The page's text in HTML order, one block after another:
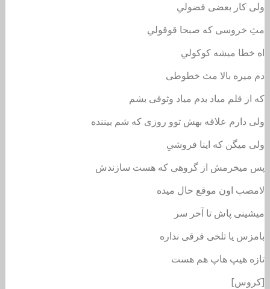
ولی کار بعضی فضولیِ
مثِ خروسی که صبحا قوقولیِ
اه خطا میشه کوکولیِ
دم میره بالا مث خطوطی
که از قلم میاد بدم میاد وثوقی بشم
ولی دارم علاقه بهش توو روزی که شم بیننده
ولی میگن که اینا فروشیِ
پس میخرمش از گروهی که هست سازندش
لامصب اون موقع حال میده
میشینی پاش تا آخر سر
بامزس یا تلخی فرقی نداره
تازه هیپ هاپ هم هست
[کروس]